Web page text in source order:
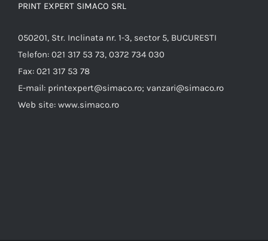
PRINT EXPERT SIMACO SRL
050201, Str. Inclinata nr. 1-3, sector 5, BUCURESTI
Telefon: 021 317 53 73, 0372 734 030
Fax: 021 317 53 78
E-mail: printexpert@simaco.ro; vanzari@simaco.ro
Web site: www.simaco.ro